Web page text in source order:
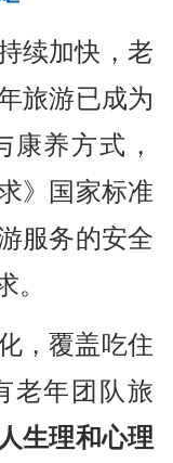
续加快，老
旅游已成为
养方式，
》国家标准
服务的安全
，覆盖吃住
老年团队旅
生理和心理